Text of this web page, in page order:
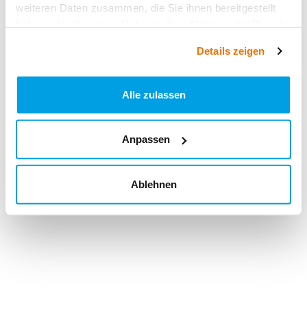
weiteren Daten zusammen, die Sie ihnen bereitgestellt
Details zeigen
Alle zulassen
Anpassen
Ablehnen